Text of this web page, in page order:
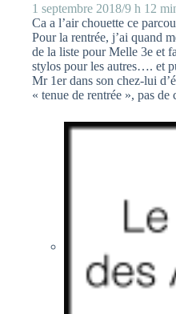
1 septembre 2018/9 h 12
Ca a l’air chouette ce
Pour la rentrée, j’ai quand
de la liste pour Melle 3e et
stylos pour les autres…. et
Mr 1er dans son chez-lui
« tenue de rentrée », pas